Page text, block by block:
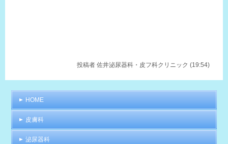
投稿者 佐井泌尿器科・皮フ科クリニック (19:54)
HOME
皮膚科
泌尿器科